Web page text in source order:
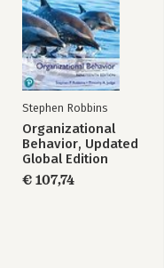
Stephen Robbins
Organizational
Behavior, Updated
Global Edition
€ 107,74